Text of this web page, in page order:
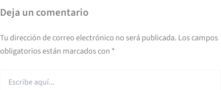
Deja un comentario
Tu dirección de correo electrónico no será publicada. Los campos
obligatorios están marcados con *
aquí...